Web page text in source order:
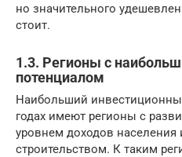
но значительного
стоит.
1.3. Регионы с
потенциалом
Наибольший
годах имеют регионы с
уровнем доходов
строительством. К таким